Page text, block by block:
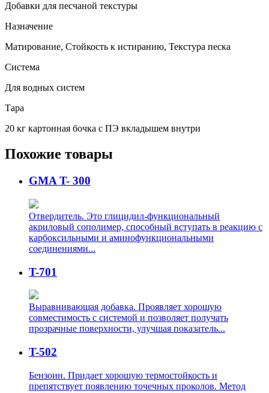
Добавки для песчаной текстуры
Назначение
Матирование, Стойкость к истиранию, Текстура песка
Система
Для водных систем
Тара
20 кг картонная бочка с ПЭ вкладышем внутри
Похожие товары
GMA T- 300
Отвердитель. Это глицидил-функциональный
акриловый сополимер, способный вступать в реакцию с
карбоксильными и аминофункциональными
соединениями...
T-701
Выравнивающая добавка. Проявляет хорошую
совместимость с системой и позволяет получать
прозрачные поверхности, улучшая показатель...
T-502
Бензоин. Придает хорошую термостойкость и
препятствует появлению точечных проколов. Метод